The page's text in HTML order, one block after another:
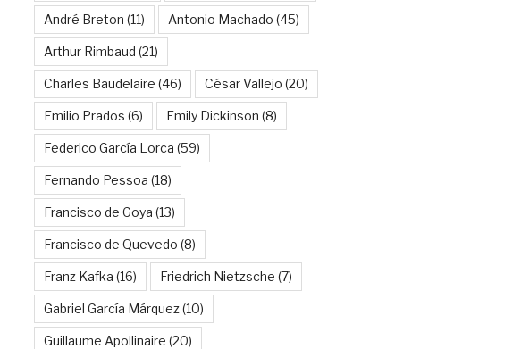
André Breton (11) Antonio Machado (45)
Arthur Rimbaud (21)
Charles Baudelaire (46) César Vallejo (20)
Emilio Prados (6) Emily Dickinson (8)
Federico García Lorca (59)
Fernando Pessoa (18)
Francisco de Goya (13)
Francisco de Quevedo (8)
Franz Kafka (16) Friedrich Nietzsche (7)
Gabriel García Márquez(10)
Guillaume Apollinaire (20)